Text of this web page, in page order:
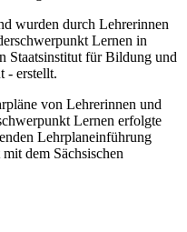
wurden durch Lehrerinnen
Lernen in
Staatsinstitut für Bildung und
- erstellt.
von Lehrerinnen und
Lernen erfolgte
Lehrplaneinführung
dem Sächsischen